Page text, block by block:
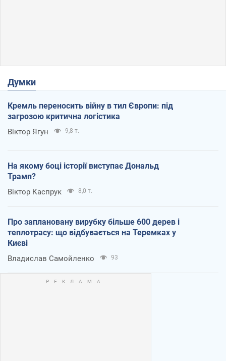
Думки
Кремль переносить війну в тил Європи: під
загрозою критична логістика
Віктор Ягун 9,8 т.
На якому боці історії виступає Дональд
Трамп?
Віктор Каспрук 8,0 т.
Про заплановану вирубку більше 600 дерев і
теплотрасу: що відбувається на Теремках у
Києві
Владислав Самойленко 93